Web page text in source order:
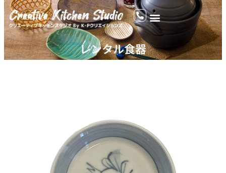
レンタル食器